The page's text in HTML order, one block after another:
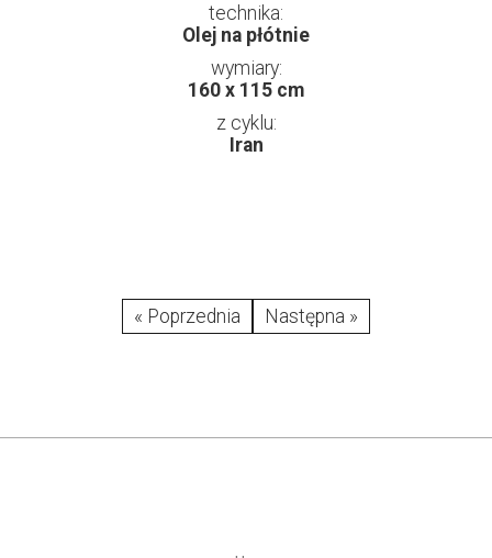
technika:
Olej na płótnie
wymiary:
160 x 115 cm
z cyklu:
Iran
« Poprzednia Następna »